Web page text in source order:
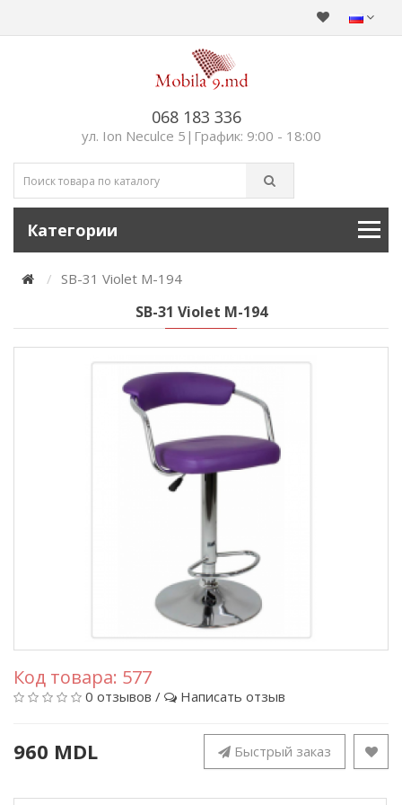
068 183 336
ул. Ion Neculce 5|График: 9:00 - 18:00
Категории
SB-31 Violet M-194
SB-31 Violet M-194
Код товара: 577
0 отзывов / Написать отзыв
960 MDL Быстрый заказ